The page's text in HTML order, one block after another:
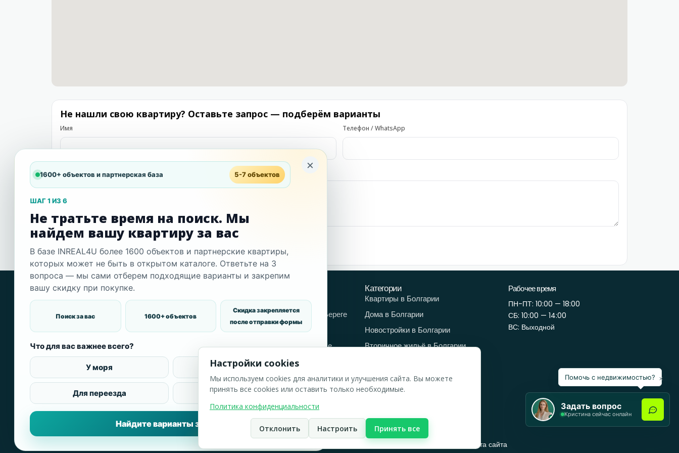
Не нашли свою квартиру? Оставьте запрос — подберём варианты
Имя Телефон / WhatsApp
Комментарий
Отправить запрос
Мы сопровождаем сделки с жилой и
инвестиционной недвижимостью по всей
Болгарии: новостройки, вторичный рынок, дома,
участки, коммерческие объекты. Работаем
честно, считаем выгоду и берём на себя весь
процесс — от подбора до передачи ключей.
Версия проекта для Украины —
Недвижимость в Болгарии для украинцев
Недвижимость в Бургасе
Недвижимость в Солнечном Береге
Недвижимость в Несебре
Недвижимость в Святом Власе
Недвижимость в Равде
Недвижимость в Варне
Категории
Квартиры в Болгарии
Дома в Болгарии
Новостройки в Болгарии
Вторичное жильё в Болгарии
Рабочее время
ПН-ПТ: 10:00 — 18:00
СБ: 10:00 — 14:00
ВС: Выходной
Политика конфидициальности Карта сайта
×
Помочь с недвижимостью?
Задать вопрос
Кристина сейчас онлайн
×
1600+ объектов и партнерская база 5-7 объектов
ШАГ 1 ИЗ 6
Не тратьте время на поиск. Мы
найдем вашу квартиру за вас
В базе INREAL4U более 1600 объектов и партнерские квартиры,
которых может не быть в открытом каталоге. Ответьте на 3
вопроса — мы сами отберем подходящие варианты и закрепим
вашу скидку при покупке.
Поиск за вас 1600+ объектов
Скидка закрепляется
после отправки формы
Что для вас важнее всего?
У моря Для аренды
Для переезда Низкая такса
Найдите варианты за меня
Настройки cookies
Мы используем cookies для аналитики и улучшения сайта. Вы можете
принять все cookies или оставить только необходимые.
Политика конфиденциальности
Отклонить Настроить Принять все